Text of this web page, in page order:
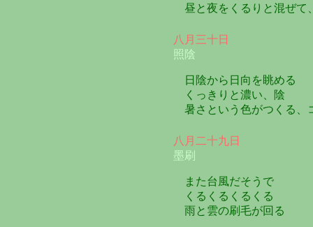
昼と夜をくるりと混ぜて
八月三十日
照陰
日陰から日向を眺める
くっきりと濃い、陰
暑さという色がつくる、
八月二十九日
墨刷
また台風だそうで
くるくるくるくる
雨と雲の刷毛が回る